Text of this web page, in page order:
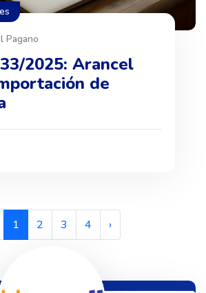
Pagano
2025: Arancel
de
1 2 3 4 ›